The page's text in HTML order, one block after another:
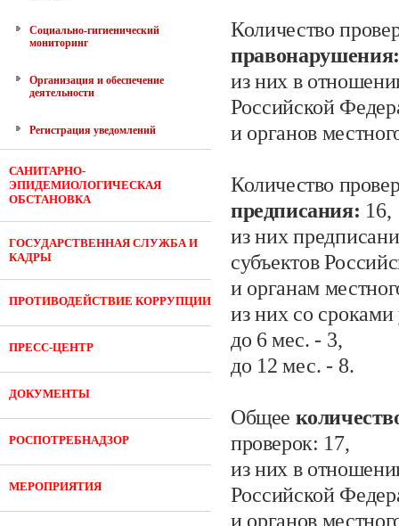
Социально-гигиенический
мониторинг
Организация и обеспечение
деятельности
Регистрация уведомлений
САНИТАРНО-
ЭПИДЕМИОЛОГИЧЕСКАЯ
ОБСТАНОВКА
ГОСУДАРСТВЕННАЯ СЛУЖБА И
КАДРЫ
ПРОТИВОДЕЙСТВИЕ КОРРУПЦИИ
ПРЕСС-ЦЕНТР
ДОКУМЕНТЫ
РОСПОТРЕБНАДЗОР
МЕРОПРИЯТИЯ
Количество
из них в
Российской
и органов
Количество
предписания: 16,
из них
субъектов
и органам
из них со
до 6мес. - 3,
до 12 мес. - 8.
Общее
проверок: 17,
из них в
Российской
и органов